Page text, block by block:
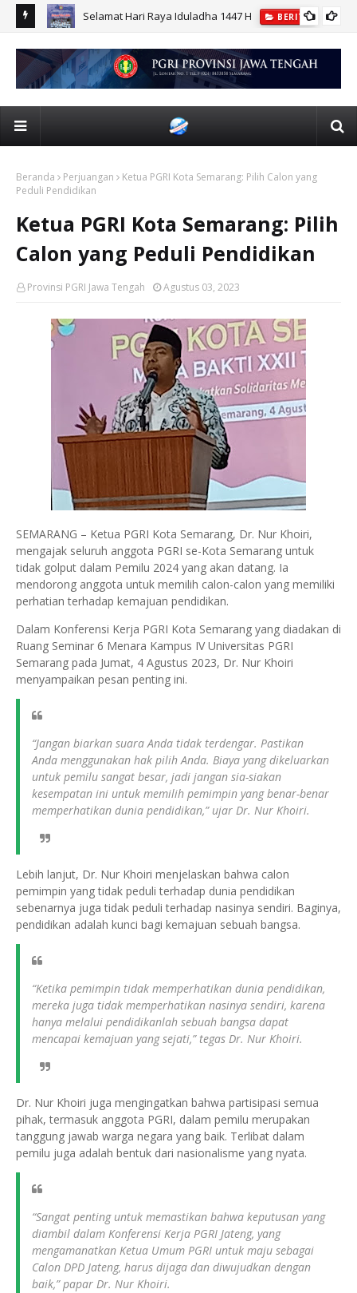
Selamat Hari Raya Iduladha 1447 H BERITA
Beranda Perjuangan
Ketua PGRI Kota Semarang: Pilih Calon yang
Peduli Pendidikan
Ketua PGRI Kota Semarang: Pilih
Calon yang Peduli Pendidikan
Provinsi PGRI Jawa Tengah Agustus 03, 2023
SEMARANG – Ketua PGRI Kota Semarang, Dr. Nur Khoiri,
mengajak seluruh anggota PGRI se-Kota Semarang untuk
tidak golput dalam Pemilu 2024 yang akan datang. Ia
mendorong anggota untuk memilih calon-calon yang memiliki
perhatian terhadap kemajuan pendidikan.
Dalam Konferensi Kerja PGRI Kota Semarang yang diadakan di
Ruang Seminar 6 Menara Kampus IV Universitas PGRI
Semarang pada Jumat, 4 Agustus 2023, Dr. Nur Khoiri
menyampaikan pesan penting ini.
“Jangan biarkan suara Anda tidak terdengar. Pastikan
Anda menggunakan hak pilih Anda. Biaya yang dikeluarkan
untuk pemilu sangat besar, jadi jangan sia-siakan
kesempatan ini untuk memilih pemimpin yang benar-benar
memperhatikan dunia pendidikan,” ujar Dr. Nur Khoiri.
Lebih lanjut, Dr. Nur Khoiri menjelaskan bahwa calon
pemimpin yang tidak peduli terhadap dunia pendidikan
sebenarnya juga tidak peduli terhadap nasinya sendiri. Baginya,
pendidikan adalah kunci bagi kemajuan sebuah bangsa.
“Ketika pemimpin tidak memperhatikan dunia pendidikan,
mereka juga tidak memperhatikan nasinya sendiri, karena
hanya melalui pendidikanlah sebuah bangsa dapat
mencapai kemajuan yang sejati,” tegas Dr. Nur Khoiri.
Dr. Nur Khoiri juga mengingatkan bahwa partisipasi semua
pihak, termasuk anggota PGRI, dalam pemilu merupakan
tanggung jawab warga negara yang baik. Terlibat dalam
pemilu juga adalah bentuk dari nasionalisme yang nyata.
“Sangat penting untuk memastikan bahwa keputusan yang
diambil dalam Konferensi Kerja PGRI Jateng, yang
mengamanatkan Ketua Umum PGRI untuk maju sebagai
Calon DPD Jateng, harus dijaga dan diwujudkan dengan
baik,” papar Dr. Nur Khoiri.